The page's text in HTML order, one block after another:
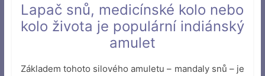
Lapač snů, medicínské kolo nebo
kolo života je populární indiánský
amulet
Základem tohoto silového amuletu – mandaly snů – je